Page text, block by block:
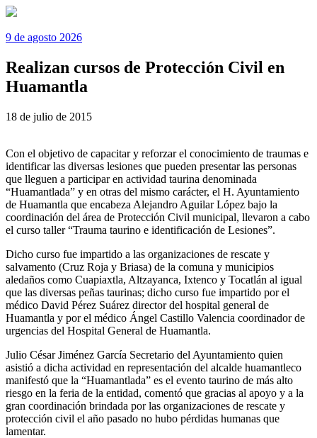
9 de agosto 2026
Realizan cursos de Protección Civil en
Huamantla
18 de julio de 2015
Con el objetivo de capacitar y reforzar el conocimiento de traumas e
identificar las diversas lesiones que pueden presentar las personas
que lleguen a participar en actividad taurina denominada
“Huamantlada” y en otras del mismo carácter, el H. Ayuntamiento
de Huamantla que encabeza Alejandro Aguilar López bajo la
coordinación del área de Protección Civil municipal, llevaron a cabo
el curso taller “Trauma taurino e identificación de Lesiones”.
Dicho curso fue impartido a las organizaciones de rescate y
salvamento (Cruz Roja y Briasa) de la comuna y municipios
aledaños como Cuapiaxtla, Altzayanca, Ixtenco y Tocatlán al igual
que las diversas peñas taurinas; dicho curso fue impartido por el
médico David Pérez Suárez director del hospital general de
Huamantla y por el médico Ángel Castillo Valencia coordinador de
urgencias del Hospital General de Huamantla.
Julio César Jiménez García Secretario del Ayuntamiento quien
asistió a dicha actividad en representación del alcalde huamantleco
manifestó que la “Huamantlada” es el evento taurino de más alto
riesgo en la feria de la entidad, comentó que gracias al apoyo y a la
gran coordinación brindada por las organizaciones de rescate y
protección civil el año pasado no hubo pérdidas humanas que
lamentar.